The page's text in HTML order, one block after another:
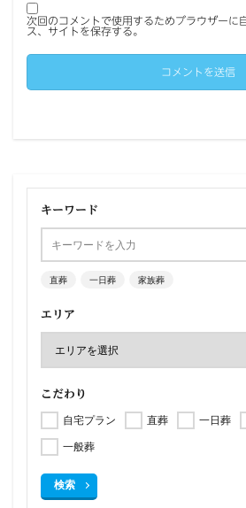
次回のコメントで使用するためブラウザーに
ス、サイトを保存する。
キーワード
直葬 一日葬 家族葬
エリア
こだわり
自宅プラン 直葬 一日葬
一般葬
検索